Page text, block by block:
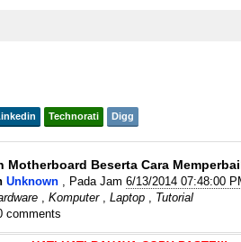
Technorati Digg
Motherboard Beserta Cara
Unknown , Pada Jam6/13/2014 07:48:00
,Komputer,Laptop , Tutorial
comments